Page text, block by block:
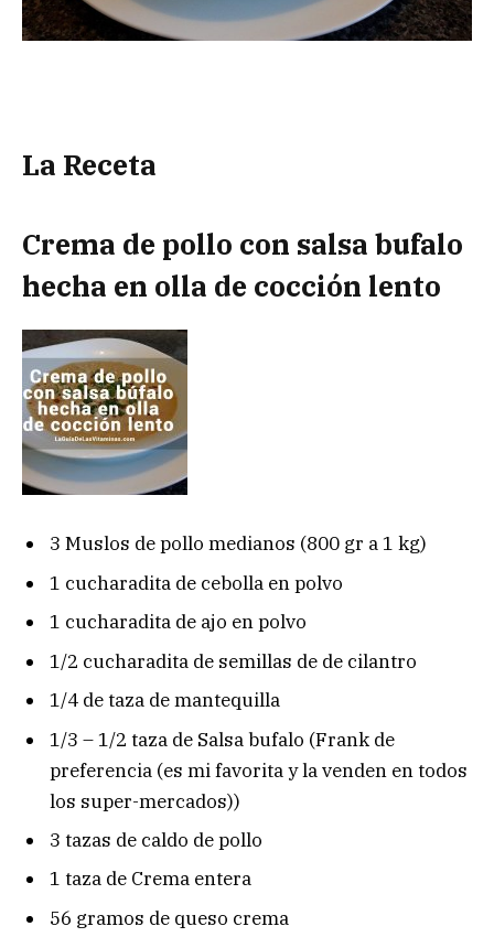
La Receta
Crema de pollo con salsa bufalo
hecha en olla de cocción lento
3 Muslos de pollo medianos (800 gr a 1 kg)
1 cucharadita de cebolla en polvo
1 cucharadita de ajo en polvo
1/2 cucharadita de semillas de de cilantro
1/4 de taza de mantequilla
1/3 – 1/2 taza de Salsa bufalo (Frank de
preferencia (es mi favorita y la venden en todos
los super-mercados))
3 tazas de caldo de pollo
1 taza de Crema entera
56 gramos de queso crema